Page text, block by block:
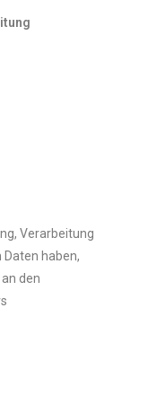
Verarbeitung
haben,
den